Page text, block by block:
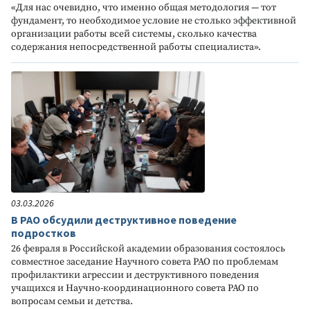
«Для нас очевидно, что именно общая методология — тот
фундамент, то необходимое условие не столько эффективной
организации работы всей системы, сколько качества
содержания непосредственной работы специалиста».
03.03.2026
В РАО обсудили деструктивное поведение
подростков
26 февраля в Российской академии образования состоялось
совместное заседание Научного совета РАО по проблемам
профилактики агрессии и деструктивного поведения
учащихся и Научно-координационного совета РАО по
вопросам семьи и детства.